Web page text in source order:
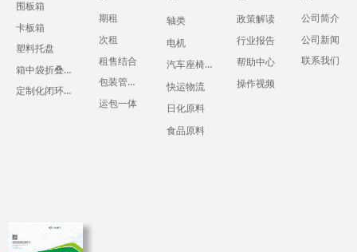
围板箱
卡板箱
塑料托盘
箱中袋折叠液体吨箱
定制化闭环运输包装
期租
次租
租售结合
包装管理服务
运包一体
轴类
电机
汽车座椅零部件
快运物流
日化原料
食品原料
政策解读
行业报告
帮助中心
操作视频
公司简介
公司新闻
联系我们